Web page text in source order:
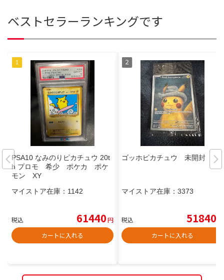
ベストセラーランキングです
PSA10 なみのりピカチュウ 20t
h プロモ 希少 ポケカ ポケ
モン XY
マイストア在庫： 1142
税込 61440円
カートに入れる
ゴッホピカチュウ 未開封
マイストア在庫： 3373
税込 51840
カートに入れる